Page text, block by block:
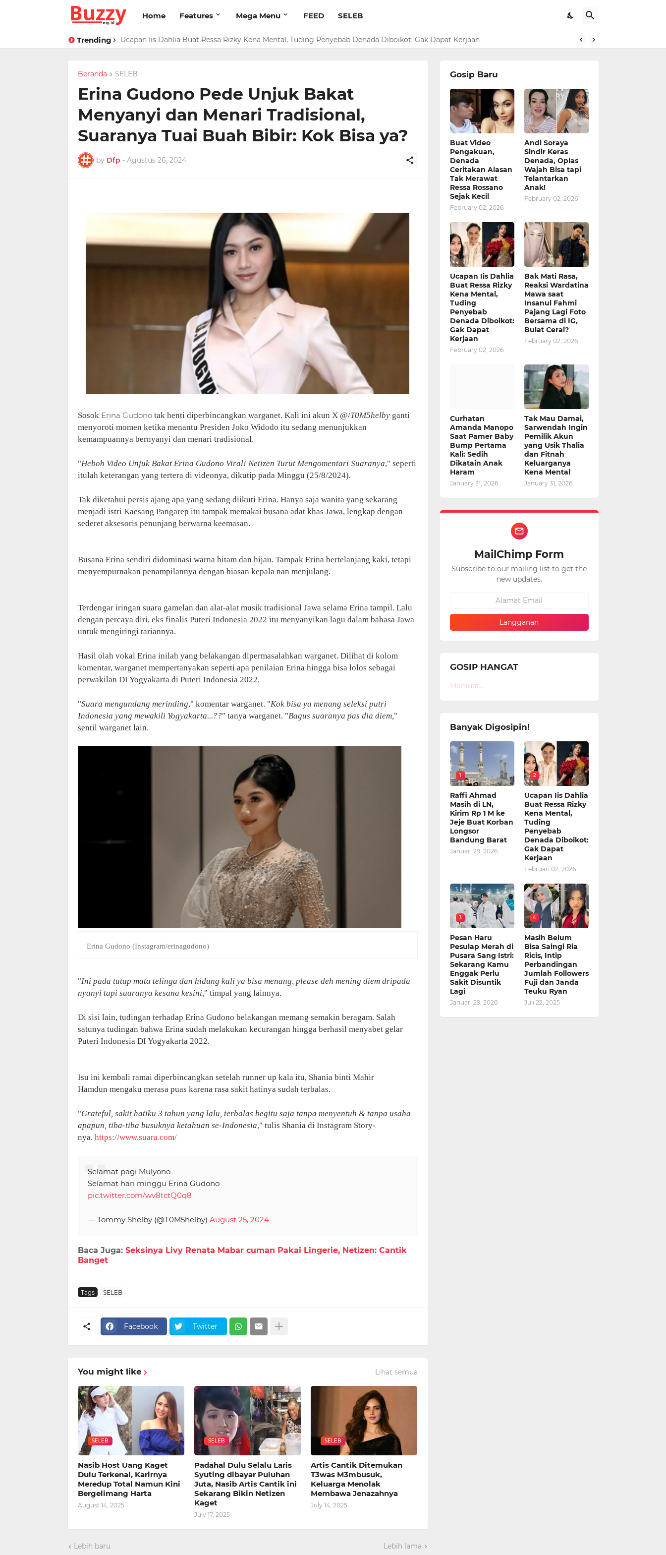
Home Features Mega Menu FEED SELEB
Trending Ucapan Iis Dahlia Buat Ressa Rizky Kena Mental, Tuding Penyebab Denada Diboikot: Gak Dapat Kerjaan
Raffi Ahmad Masih di LN, Kirim Rp 1 M ke Jeje Buat Korban Longsor Bandung Barat
Beranda SELEB
Erina Gudono Pede Unjuk Bakat
Menyanyi dan Menari Tradisional,
Suaranya Tuai Buah Bibir: Kok Bisa ya?
by Dfp - Agustus 26, 2024
Sosok Erina Gudono tak henti diperbincangkan warganet. Kali ini akun X @/T0M5helby ganti
menyoroti momen ketika menantu Presiden Joko Widodo itu sedang menunjukkan
kemampuannya bernyanyi dan menari tradisional.
"Heboh Video Unjuk Bakat Erina Gudono Viral! Netizen Turut Mengomentari Suaranya," seperti
itulah keterangan yang tertera di videonya, dikutip pada Minggu (25/8/2024).
Tak diketahui persis ajang apa yang sedang diikuti Erina. Hanya saja wanita yang sekarang
menjadi istri Kaesang Pangarep itu tampak memakai busana adat khas Jawa, lengkap dengan
sederet aksesoris penunjang berwarna keemasan.
Busana Erina sendiri didominasi warna hitam dan hijau. Tampak Erina bertelanjang kaki, tetapi
menyempurnakan penampilannya dengan hiasan kepala nan menjulang.
Terdengar iringan suara gamelan dan alat-alat musik tradisional Jawa selama Erina tampil. Lalu
dengan percaya diri, eks finalis Puteri Indonesia 2022 itu menyanyikan lagu dalam bahasa Jawa
untuk mengiringi tariannya.
Hasil olah vokal Erina inilah yang belakangan dipermasalahkan warganet. Dilihat di kolom
komentar, warganet mempertanyakan seperti apa penilaian Erina hingga bisa lolos sebagai
perwakilan DI Yogyakarta di Puteri Indonesia 2022.
"Suara mengundang merinding," komentar warganet. "Kok bisa ya menang seleksi putri
Indonesia yang mewakili Yogyakarta...??" tanya warganet. "Bagus suaranya pas dia diem,"
sentil warganet lain.
Erina Gudono (Instagram/erinagudono)
"Ini pada tutup mata telinga dan hidung kali ya bisa menang, please deh mening diem dripada
nyanyi tapi suaranya kesana kesini," timpal yang lainnya.
Di sisi lain, tudingan terhadap Erina Gudono belakangan memang semakin beragam. Salah
satunya tudingan bahwa Erina sudah melakukan kecurangan hingga berhasil menyabet gelar
Puteri Indonesia DI Yogyakarta 2022.
Isu ini kembali ramai diperbincangkan setelah runner up kala itu, Shania binti Mahir
Hamdun mengaku merasa puas karena rasa sakit hatinya sudah terbalas.
"Grateful, sakit hatiku 3 tahun yang lalu, terbalas begitu saja tanpa menyentuh & tanpa usaha
apapun, tiba-tiba busuknya ketahuan se-Indonesia," tulis Shania di Instagram Story-
nya. https://www.suara.com/
Selamat pagi Mulyono
Selamat hari minggu Erina Gudono
pic.twitter.com/wv8tctQ0q8
— Tommy Shelby (@T0M5helby) August 25, 2024
Baca Juga: Seksinya Livy Renata Mabar cuman Pakai Lingerie, Netizen: Cantik
Banget
Tags SELEB
Facebook Twitter
You might like Lihat semua
SELEB
Nasib Host Uang Kaget
Dulu Terkenal, Karirnya
Meredup Total Namun Kini
Bergelimang Harta
August 14, 2025
SELEB
Padahal Dulu Selalu Laris
Syuting dibayar Puluhan
Juta, Nasib Artis Cantik ini
Sekarang Bikin Netizen
Kaget
July 17, 2025
SELEB
Artis Cantik Ditemukan
T3was M3mbusuk,
Keluarga Menolak
Membawa Jenazahnya
July 14, 2025
Lebih baru Lebih lama
Gosip Baru
Buat Video
Pengakuan,
Denada
Ceritakan Alasan
Tak Merawat
Ressa Rossano
Sejak Kecil
February 02, 2026
Andi Soraya
Sindir Keras
Denada, Oplas
Wajah Bisa tapi
Telantarkan
Anak!
February 02, 2026
Ucapan Iis Dahlia
Buat Ressa Rizky
Kena Mental,
Tuding
Penyebab
Denada Diboikot:
Gak Dapat
Kerjaan
February 02, 2026
Bak Mati Rasa,
Reaksi Wardatina
Mawa saat
Insanul Fahmi
Pajang Lagi Foto
Bersama di IG,
Bulat Cerai?
February 02, 2026
Curhatan
Amanda Manopo
Saat Pamer Baby
Bump Pertama
Kali: Sedih
Dikatain Anak
Haram
January 31, 2026
Tak Mau Damai,
Sarwendah Ingin
Pemilik Akun
yang Usik Thalia
dan Fitnah
Keluarganya
Kena Mental
January 31, 2026
MailChimp Form
Subscribe to our mailing list to get the
new updates.
GOSIP HANGAT
Memuat...
Banyak Digosipin!
1
Raffi Ahmad
Masih di LN,
Kirim Rp 1 M ke
Jeje Buat Korban
Longsor
Bandung Barat
Januari 29, 2026
2
Ucapan Iis Dahlia
Buat Ressa Rizky
Kena Mental,
Tuding
Penyebab
Denada Diboikot:
Gak Dapat
Kerjaan
Februari 02, 2026
3
Pesan Haru
Pesulap Merah di
Pusara Sang Istri:
Sekarang Kamu
Enggak Perlu
Sakit Disuntik
Lagi
Januari 29, 2026
4
Masih Belum
Bisa Saingi Ria
Ricis, Intip
Perbandingan
Jumlah Followers
Fuji dan Janda
Teuku Ryan
Juli 22, 2025